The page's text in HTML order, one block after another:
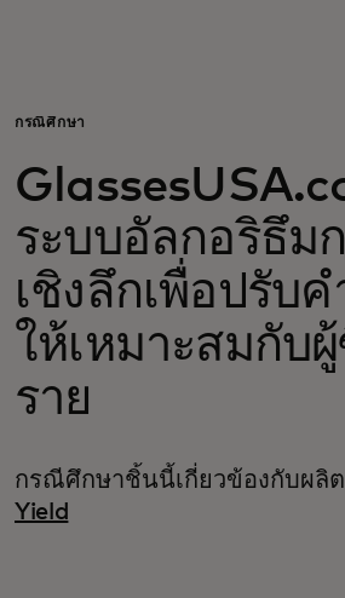
สำหรับธุรกิจ
เพื่อโลก
สำหรับผู้สร้างนวัตกรรม
ข่าวสารและแนวโน้ม
กรณีศึกษา
ระบบอัลกอริธึม
เชิงลึกเพื่อปรับ
ให้เหมาะสมกับ
ราย
กรณีศึกษาชิ้นนี้เกี่ยวข้องกับผ
Yield